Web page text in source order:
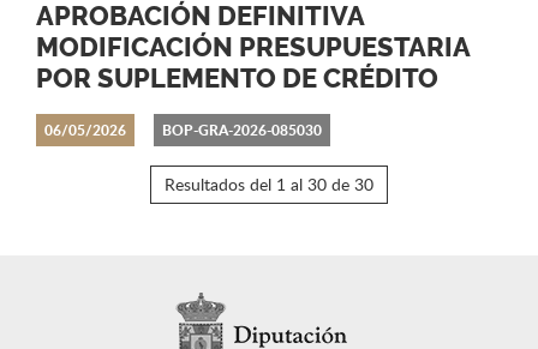
06/05/2026
APROBACIÓN DEFINITIVA
MODIFICACIÓN PRESUPUESTARIA
POR SUPLEMENTO DE CRÉDITO
BOP-GRA-2026-085030
Resultados del 1 al 30 de 30